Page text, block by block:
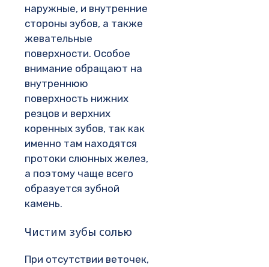
наружные, и внутренние
стороны зубов, а также
жевательные
поверхности. Особое
внимание обращают на
внутреннюю
поверхность нижних
резцов и верхних
коренных зубов, так как
именно там находятся
протоки слюнных желез,
а поэтому чаще всего
образуется зубной
камень.
Чистим зубы солью
При отсутствии веточек,